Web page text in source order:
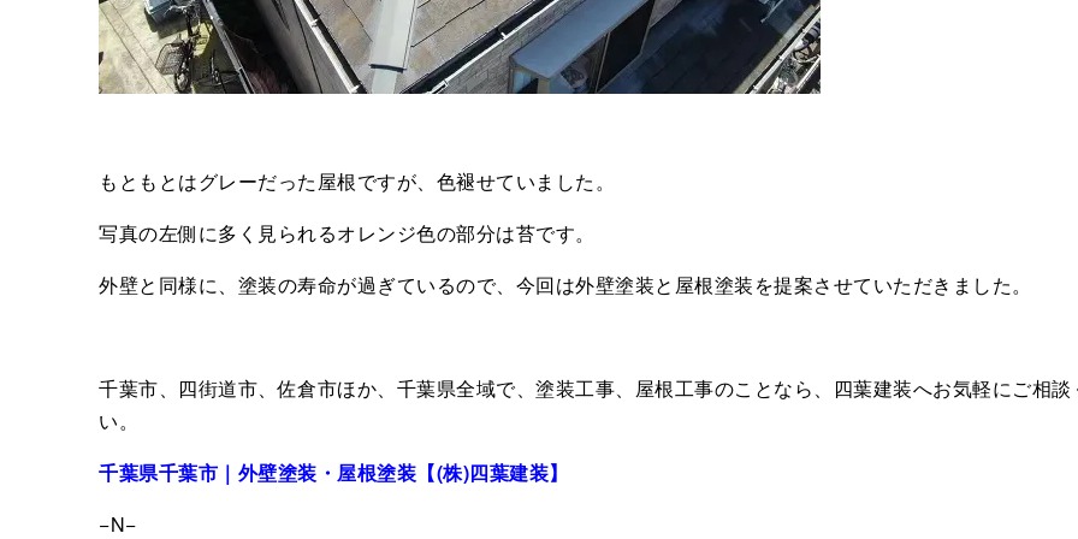
もともとはグレーだった屋根ですが、色褪せていました。
写真の左側に多く見られるオレンジ色の部分は苔です。
外壁と同様に、塗装の寿命が過ぎているので、今回は外壁塗装と屋根塗装を提案させていただきました。
千葉市、四街道市、佐倉市ほか、千葉県全域で、塗装工事、屋根工事のことなら、四葉建装へお気軽にご相談
い。
千葉県千葉市｜外壁塗装・屋根塗装【(株)四葉建装】
−N−